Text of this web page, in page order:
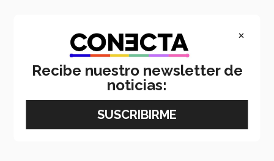
×
Recibe nuestro newsletter de
noticias: